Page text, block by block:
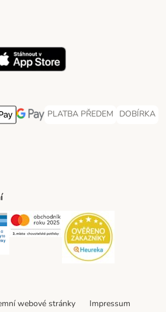
Method
Method
pay Payment Method
GooglePay Payment Method
PLATBA PŘEDEM
PLATBA PŘEDEM Payment
DOBÍRKA
DOBÍRKA
Method
MethodShipping Method
Security Security
webové stránky Impressum